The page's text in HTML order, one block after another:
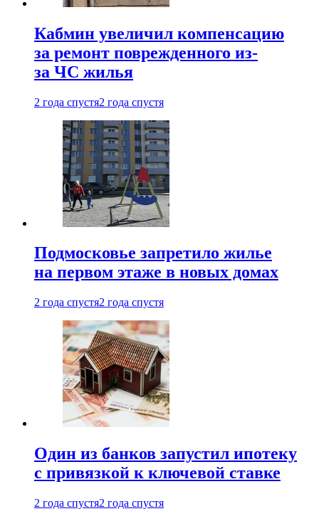
Кабмин увеличил компенсацию
за ремонт поврежденного из-
за ЧС жилья
2 года спустя2 года спустя
Подмосковье запретило жилье
на первом этаже в новых домах
2 года спустя2 года спустя
Один из банков запустил ипотеку
с привязкой к ключевой ставке
2 года спустя2 года спустя